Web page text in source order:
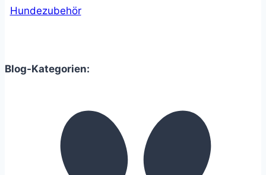
Hundezubehör
Blog-Kategorien: